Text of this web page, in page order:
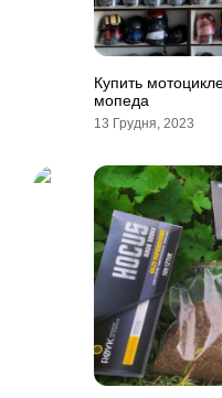
Купить
мопеда
13 Грудня, 2023